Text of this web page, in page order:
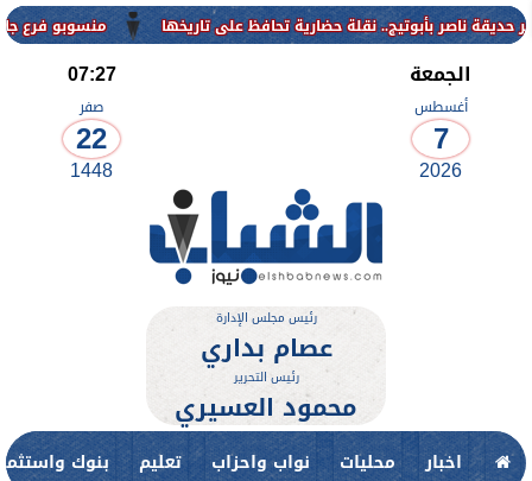
منسوبو فرع جامعة الأزهر للوجه
الجمعة
أغسطس
7
2026
07:27
صفر
22
1448
رئيس مجلس الإدارة
عصام بداري
رئيس التحرير
محمود العسيري
اخبار محليات نواب واحزاب تعليم بنوك